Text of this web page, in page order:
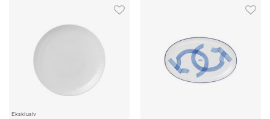
Eksklusiv